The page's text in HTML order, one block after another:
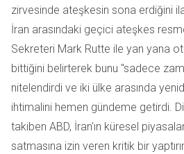
zirvesinde ateşkesin sona erdiğini
İran arasındaki geçici ateşkes
Sekreteri Mark Rutte ile yan yana
bittiğini belirterek bunu "sadece
nitelendirdi ve iki ülke arasında
ihtimalini hemen gündeme getirdi.
takiben ABD, İran'ın küresel
satmasına izin veren kritik bir